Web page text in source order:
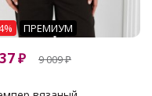
ПРЕМИУМ
₽ 9 009₽